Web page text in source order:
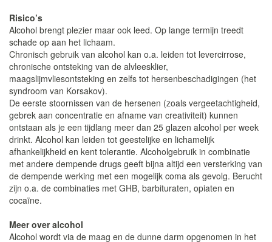
Risico’s
Alcohol brengt plezier maar ook leed. Op lange termijn treedt
schade op aan het lichaam.
Chronisch gebruik van alcohol kan o.a. leiden tot levercirrose,
chronische ontsteking van de alvleesklier,
maagslijmvliesontsteking en zelfs tot hersenbeschadigingen (het
syndroom van Korsakov).
De eerste stoornissen van de hersenen (zoals vergeetachtigheid,
gebrek aan concentratie en afname van creativiteit) kunnen
ontstaan als je een tijdlang meer dan 25 glazen alcohol per week
drinkt. Alcohol kan leiden tot geestelijke en lichamelijk
afhankelijkheid en kent tolerantie. Alcoholgebruik in combinatie
met andere dempende drugs geeft bijna altijd een versterking van
de dempende werking met een mogelijk coma als gevolg. Berucht
zijn o.a. de combinaties met GHB, barbituraten, opiaten en
cocaïne.
Meer over alcohol
Alcohol wordt via de maag en de dunne darm opgenomen in het